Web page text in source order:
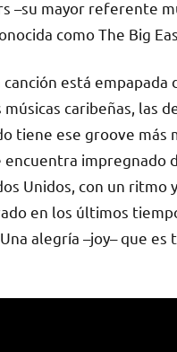
–su mayor referente
como The Big
está
caribeñas, las
tiene ese groove más
impregnado
Unidos, con un ritmo
en los últimos
Una alegría –joy– que